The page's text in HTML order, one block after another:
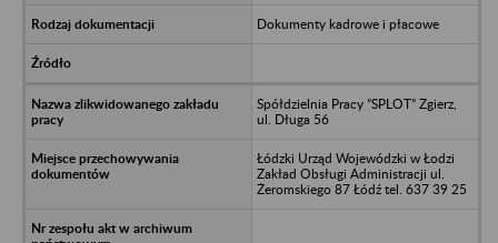
Dokumenty kadrowe i płacowe
Spółdzielnia Pracy ”SPLOT” Zgierz,
ul. Długa 56
Łódzki Urząd Wojewódzki w Łodzi
Zakład Obsługi Administracji ul.
Żeromskiego 87 Łódź tel. 637 39 25